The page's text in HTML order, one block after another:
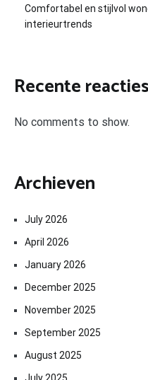
Comfortabel en stijlvol
interieurtrends
Recente reacties
No comments to show.
Archieven
July 2026
April 2026
January 2026
December 2025
November 2025
September 2025
August 2025